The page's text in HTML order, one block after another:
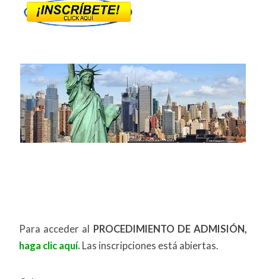
Para acceder al
PROCEDIMIENTO DE ADMISIÓN,
haga clic aquí. Las inscripciones está abiertas.